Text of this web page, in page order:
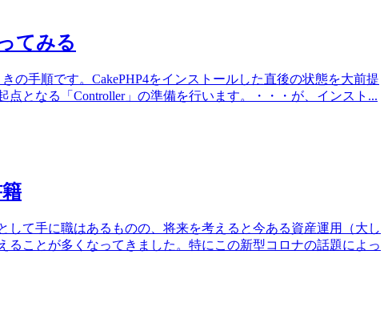
てみる
の手順です。CakePHP4をインストールした直後の状態を大前提
点となる「Controller」の準備を行います。・・・が、インスト...
して手に職はあるものの、将来を考えると今ある資産運用（大し
ことが多くなってきました。特にこの新型コロナの話題によっ